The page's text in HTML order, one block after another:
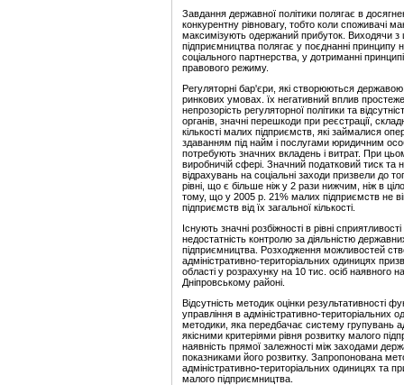
Завдання державної політики полягає в
конкурентну рівновагу, тобто коли споживачі
максимізують одержаний прибуток. Виходячи з
підприємництва полягає у поєднанні принципу
соціального партнерства, у дотриманні
правового режиму.
Регуляторні бар'єри, які створюються
ринкових умовах. їх негативний вплив
непрозорість регуляторної політики та
органів, значні перешкоди при реєстрації,
кількості малих підприємств, які займалися
здаванням під найм і послугами юридичним
потребують значних вкладень і витрат. При
виробничій сфері. Значний податковий тиск та
відрахувань на соціальні заходи призвели до
рівні, що є більше ніж у 2 рази нижчим, ніж в
тому, що у 2005 р. 21% малих підприємств не
підприємств від їх загальної кількості.
Існують значні розбіжності в рівні
недостатність контролю за діяльністю
підприємництва. Розходження можливостей
адміністративно-територіальних одиницях
області у розрахунку на 10 тис. осіб наявного
Дніпровському районі.
Відсутність методик оцінки результативності
управління в адміністративно-територіальних
методики, яка передбачає систему групувань
якісними критеріями рівня розвитку малого
наявність прямої залежності між заходами
показниками його розвитку. Запропонована
адміністративно-територіальних одиницях та
малого підприємництва.